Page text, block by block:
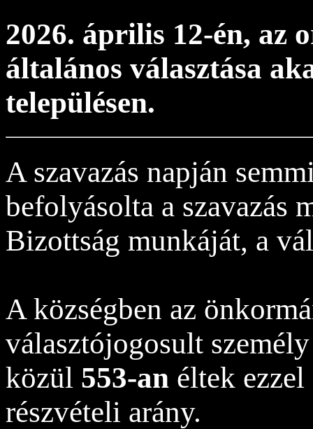
2026. április 12-én, az
általános választása
településen.
A szavazás napján
befolyásolta a szavazás
Bizottság munkáját, a
A községben az
választójogosult
közül 553-an éltek
részvételi arány.